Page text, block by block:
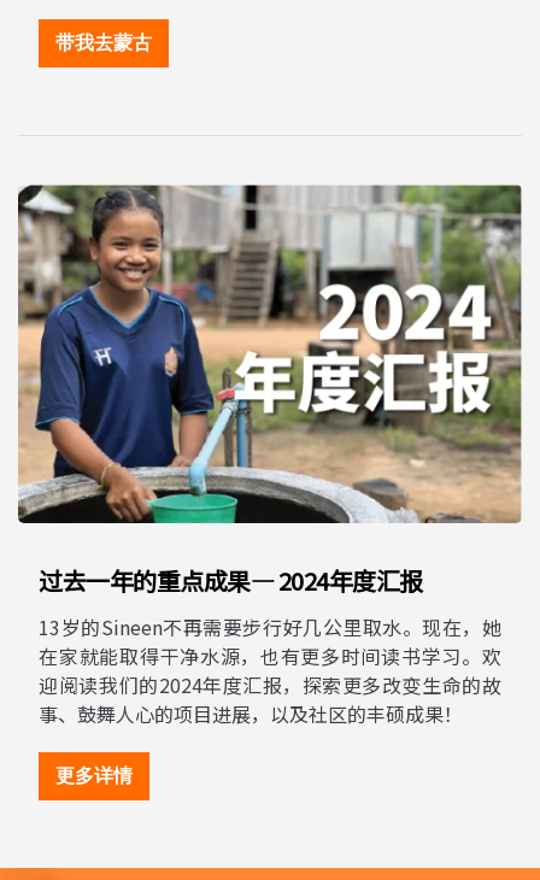
带我去蒙古
过去一年的重点成果— 2024年度汇报
13岁的Sineen不再需要步行好几公里取水。现在，她
在家就能取得干净水源，也有更多时间读书学习。欢
迎阅读我们的2024年度汇报，探索更多改变生命的故
事、鼓舞人心的项目进展，以及社区的丰硕成果！
更多详情